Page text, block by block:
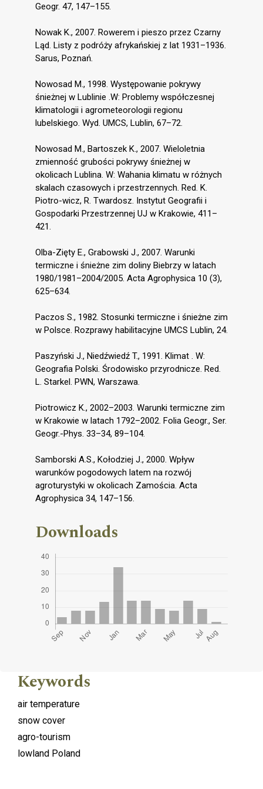
Geogr. 47, 147–155.
Nowak K., 2007. Rowerem i pieszo przez Czarny
Ląd. Listy z podróży afrykańskiej z lat 1931–1936.
Sarus, Poznań.
Nowosad M., 1998. Występowanie pokrywy
śnieżnej w Lublinie .W: Problemy współczesnej
klimatologii i agrometeorologii regionu
lubelskiego. Wyd. UMCS, Lublin, 67–72.
Nowosad M., Bartoszek K., 2007. Wieloletnia
zmienność grubości pokrywy śnieżnej w
okolicach Lublina. W: Wahania klimatu w różnych
skalach czasowych i przestrzennych. Red. K.
Piotro-wicz, R. Twardosz. Instytut Geografii i
Gospodarki Przestrzennej UJ w Krakowie, 411–
421.
Olba-Zięty E., Grabowski J., 2007. Warunki
termiczne i śnieżne zim doliny Biebrzy w latach
1980/1981–2004/2005. Acta Agrophysica 10 (3),
625–634.
Paczos S., 1982. Stosunki termiczne i śnieżne zim
w Polsce. Rozprawy habilitacyjne UMCS Lublin, 24.
Paszyński J., Niedźwiedź T., 1991. Klimat . W:
Geografia Polski. Środowisko przyrodnicze. Red.
L. Starkel. PWN, Warszawa.
Piotrowicz K., 2002–2003. Warunki termiczne zim
w Krakowie w latach 1792–2002. Folia Geogr., Ser.
Geogr.-Phys. 33–34, 89–104.
Samborski A.S., Kołodziej J., 2000. Wpływ
warunków pogodowych latem na rozwój
agroturystyki w okolicach Zamościa. Acta
Agrophysica 34, 147–156.
Downloads
Keywords
air temperature
snow cover
agro-tourism
lowland Poland